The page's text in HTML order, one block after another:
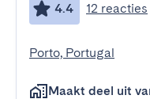
4.4 12 reacties
Porto, Portugal
Maakt deel uit